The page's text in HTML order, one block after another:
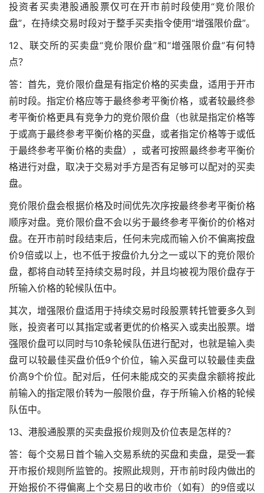
投资者买卖港股通股票仅可在开市前时段使用“竞价限价
盘”，在持续交易时段对于整手买卖指令使用“增强限价盘”。
12、联交所的买卖盘“竞价限价盘”和“增强限价盘”有何特
点？
答：首先，竞价限价盘是有指定价格的买卖盘，适用于开市
前时段。指定价格应等于最终参考平衡价格，或者较最终参
考平衡价格更具有竞争力的竞价限价盘（也就是指定价格等
于或高于最终参考平衡价格的买盘，或者指定价格等于或低
于最终参考平衡价格的卖盘），或者可按照最终参考平衡价
格进行对盘，取决于交易对手方是否有足够可以配对的买卖
盘。
竞价限价盘会根据价格及时间优先次序按最终参考平衡价格
顺序对盘。竞价限价盘不会以劣于最终参考平衡价的价格对
盘。在开市前时段结束后，任何未完成而输入价不偏离按盘
价9倍或以上，也不低于按盘价九分之一或以下的竞价限价
盘，都将自动转至持续交易时段，并且均被视为限价盘存于
所输入价格的轮候队伍中。
其次，增强限价盘适用于持续交易时段股票转托管要多久到
账，投资者可以其指定或者更优的价格买入或卖出股票。增
强限价盘可以同时与10条轮候队伍进行配对，也就是输入卖
盘可以较最佳买盘价低9个价位，输入买盘可以较最佳卖盘
价高9个价位。配对后，任何未能成交的买卖盘余额将按此
前输入的指定限价转为一般限价盘，存于所输入价格的轮候
队伍中。
13、港股通股票的买卖盘报价规则及价位表是怎样的？
答：每个交易日首个输入交易系统的买盘和卖盘，是受一套
开市报价规则所监管的。按照此规则，开市前时段内做出的
开始报价不得偏离上个交易日的收市价（如有）的9倍或以